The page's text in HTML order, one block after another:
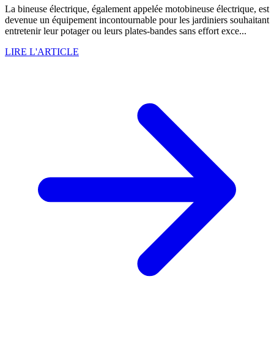
La bineuse électrique, également appelée motobineuse électrique, est
devenue un équipement incontournable pour les jardiniers souhaitant
entretenir leur potager ou leurs plates-bandes sans effort exce...
LIRE L'ARTICLE